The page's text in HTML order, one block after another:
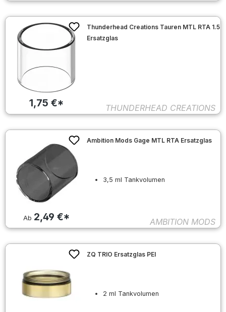
1,75 €*
Thunderhead Creations Tauren MTL RTA 1.5
Ersatzglas
THUNDERHEAD CREATIONS
Ab 2,49 €*
Ambition Mods Gage MTL RTA Ersatzglas
3,5 ml Tankvolumen
AMBITION MODS
ZQ TRIO Ersatzglas PEI
2 ml Tankvolumen